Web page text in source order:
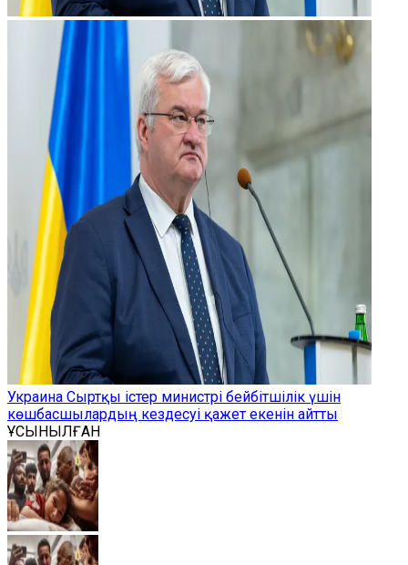
Украина Сыртқы істер министрі бейбітшілік үшін
көшбасшылардың кездесуі қажет екенін айтты
ҰСЫНЫЛҒАН